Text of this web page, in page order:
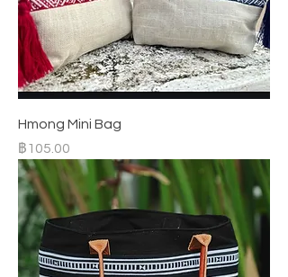
Hmong Mini Bag
ราคา
฿105.00